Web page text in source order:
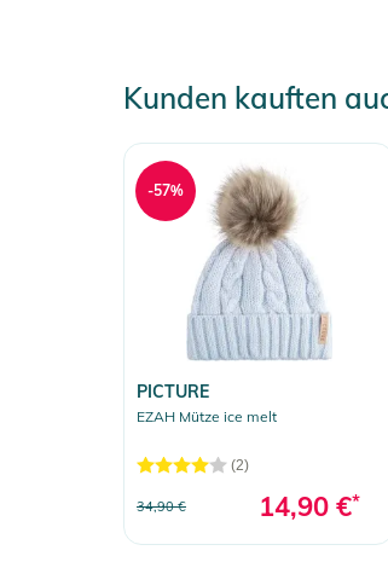
Größe:
- Adult medium
- passend für Helmgrößen S | M | L
Gebrauchsanweisungen,
Kunden kauften
PICTURE
EZAH Mütze ice melt
(2)
34,90 € 14,90 €*
-57%